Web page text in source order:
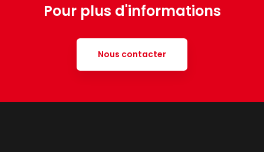
Pour plus d'informations
Nous contacter